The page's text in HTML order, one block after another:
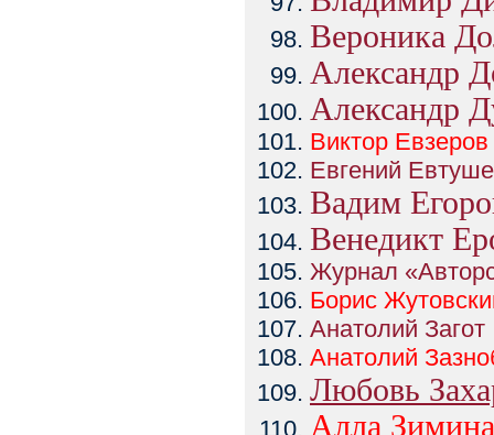
Вероника
Александр
Александр
Виктор Евзеров
Евгений
Вадим
Венедикт
Журнал
Борис
Анатолий Загот
Анатолий
Любовь
Алла Зимина